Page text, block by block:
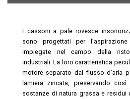
I cassoni a pale rovesce
sono progettati per
impiegate nel campo della
industriali. La loro caratteristica
motore separato dal flusso d’aria
lamiera zincata, preservando
sostanze di natura grassa e